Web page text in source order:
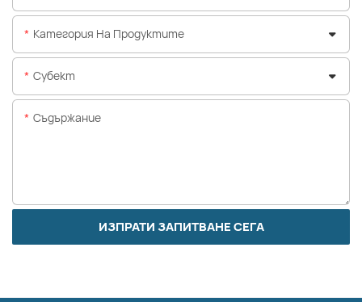
Категория На Продуктите
Субект
Съдържание
ИЗПРАТИ ЗАПИТВАНЕ СЕГА